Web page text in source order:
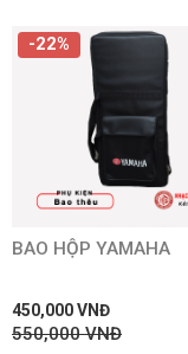
-22%
BAO HỘP YAMAHA
450,000 VNĐ
550,000 VNĐ